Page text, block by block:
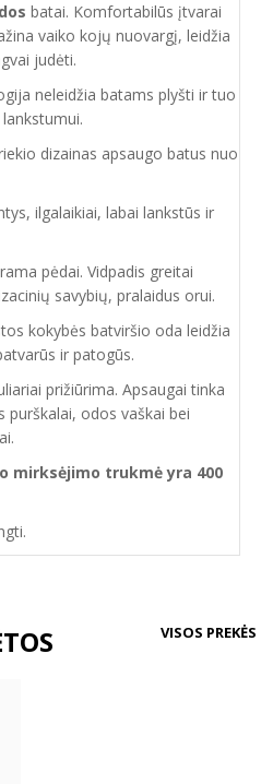
batai. Komfortabilūs įtvarai
vaiko kojų nuovargį, leidžia
judėti.
neleidžia batams plyšti ir tuo
dizainas apsaugo batus nuo
ilgalaikiai, labai lankstūs ir
pėdai. Vidpadis greitai
savybių, pralaidus orui.
kokybės batviršio oda leidžia
ir patogūs.
prižiūrima. Apsaugai tinka
purškalai, odos vaškai bei
mirksėjimo trukmė yra 400
VISOS PREKĖS